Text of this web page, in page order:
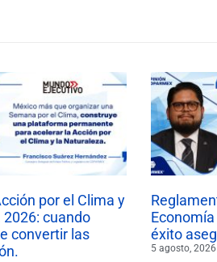
por el Clima y
2026: cuando
convertir las
éxito
5 agosto, 2026